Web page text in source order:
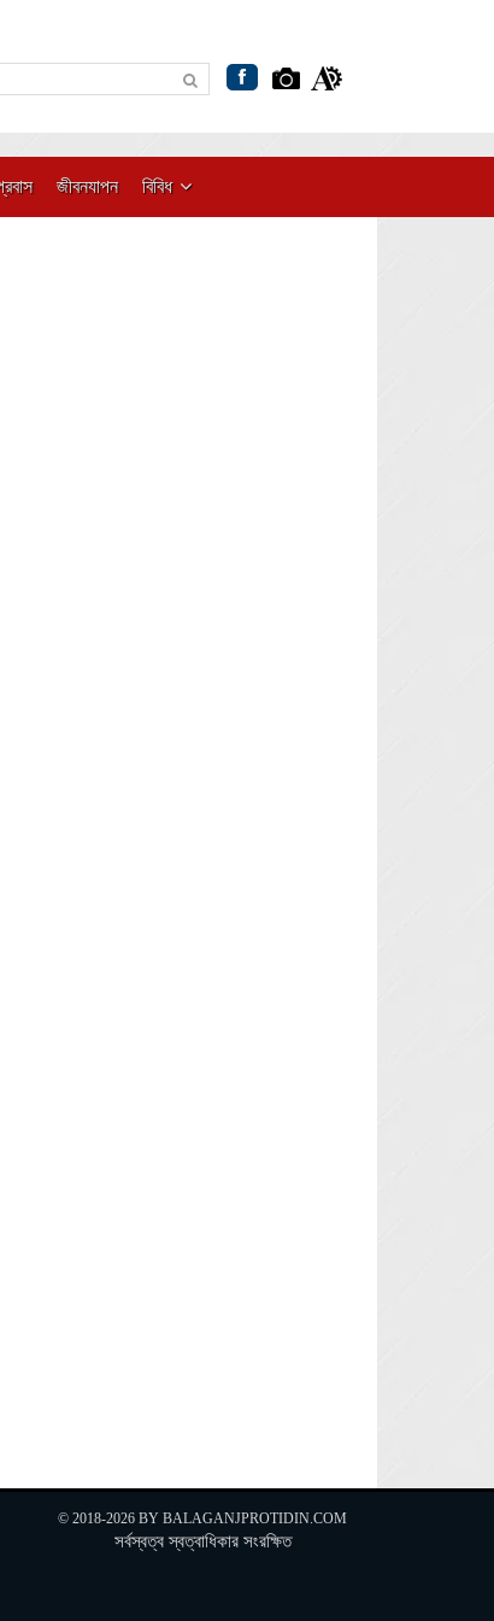
জীবনযাপন বিবিধ
© 2018-2026 BY BALAGANJPROTIDIN.COM
সর্বস্বত্ব স্বত্বাধিকার সংরক্ষিত